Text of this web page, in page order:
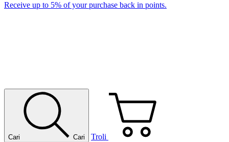
Receive up to 5% of your purchase back in points.
Cari Cari Troli